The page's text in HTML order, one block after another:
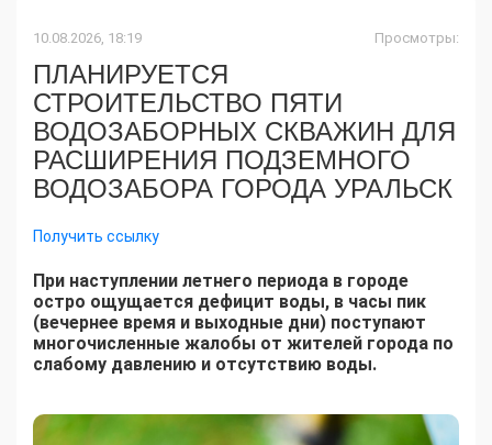
10.08.2026, 18:19 Просмотры:
ПЛАНИРУЕТСЯ
СТРОИТЕЛЬСТВО ПЯТИ
ВОДОЗАБОРНЫХ СКВАЖИН ДЛЯ
РАСШИРЕНИЯ ПОДЗЕМНОГО
ВОДОЗАБОРА ГОРОДА УРАЛЬСК
Получить ссылку
При наступлении летнего периода в городе
остро ощущается дефицит воды, в часы пик
(вечернее время и выходные дни) поступают
многочисленные жалобы от жителей города по
слабому давлению и отсутствию воды.